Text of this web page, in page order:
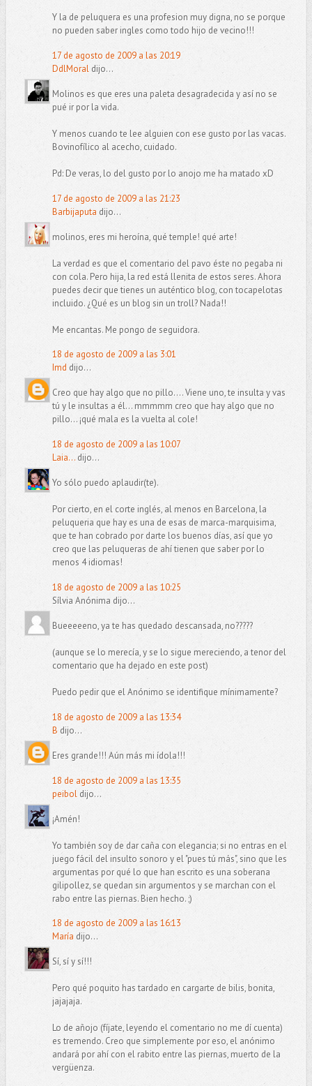
Y la de peluquera es una profesion muy digna, no se porque
no pueden saber ingles como todo hijo de vecino!!!
17 de agosto de 2009 a las 20:19
DdlMoraldijo...
Molinos es que eres una paleta desagradecida y así no se
pué ir por la vida.
Y menos cuando te lee alguien con ese gusto por las vacas.
Bovinofílico al acecho, cuidado.
Pd: De veras, lo del gusto por lo anojo me ha matado xD
17 de agosto de 2009 a las 21:23
Barbijaputa dijo...
molinos, eres mi heroína, qué temple! qué arte!
La verdad es que el comentario del pavo éste no pegaba ni
con cola. Pero hija, la red está llenita de estos seres. Ahora
puedes decir que tienes un auténtico blog, con tocapelotas
incluido. ¿Qué es un blog sin un troll? Nada!!
Me encantas. Me pongo de seguidora.
18 de agosto de 2009 a las 3:01
Imd dijo...
Creo que hay algo que no pillo.... Viene uno, te insulta y vas
tú y le insultas a él... mmmmm creo que hay algo que no
pillo... ¡qué mala es la vuelta al cole!
18 de agosto de 2009 a las 10:07
Laia...dijo...
Yo sólo puedo aplaudir(te).
Por cierto, en el corte inglés, al menos en Barcelona, la
peluqueria que hay es una de esas de marca-marquisima,
que te han cobrado por darte los buenos días, así que yo
creo que las peluqueras de ahí tienen que saber por lo
menos 4 idiomas!
18 de agosto de 2009 a las 10:25
Sílvia Anónima dijo...
Bueeeeeno, ya te has quedado descansada, no?????
(aunque se lo merecía, y se lo sigue mereciendo, a tenor del
comentario que ha dejado en este post)
Puedo pedir que el Anónimo se identifique mínimamente?
18 de agosto de 2009 a las 13:34
B dijo...
Eres grande!!! Aún más mi ídola!!!
18 de agosto de 2009 a las 13:35
peiboldijo...
¡Amén!
Yo también soy de dar caña con elegancia; si no entras en el
juego fácil del insulto sonoro y el "pues tú más", sino que les
argumentas por qué lo que han escrito es una soberana
gilipollez, se quedan sin argumentos y se marchan con el
rabo entre las piernas. Bien hecho. ;)
18 de agosto de 2009 a las 16:13
María dijo...
Sí, sí y sí!!!
Pero qué poquito has tardado en cargarte de bilis, bonita,
jajajaja.
Lo de añojo (fíjate, leyendo el comentario no me dí cuenta)
es tremendo. Creo que simplemente por eso, el anónimo
andará por ahí con el rabito entre las piernas, muerto de la
vergüenza.